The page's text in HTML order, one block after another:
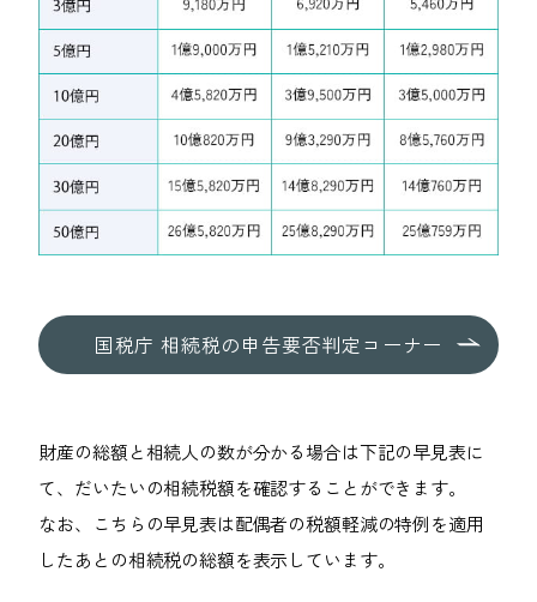
国税庁 相続税の申告要否判定コーナー
財産の総額と相続人の数が分かる場合は下記の早見表に
て、だいたいの相続税額を確認することができます。
なお、こちらの早見表は配偶者の税額軽減の特例を適用
したあとの相続税の総額を表示しています。